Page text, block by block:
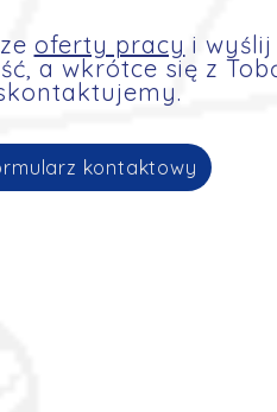
oferty pracy i wyślij
a wkrótce się z
kontaktowy